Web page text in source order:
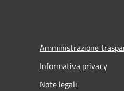
Amministrazione
Informativa privacy
Note legali